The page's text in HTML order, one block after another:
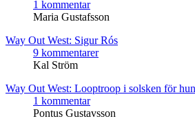
1 kommentar
Maria Gustafsson
Way Out West: Sigur Rós
9 kommentarer
Kal Ström
Way Out West: Looptroop i solsken för
1 kommentar
Pontus Gustavsson